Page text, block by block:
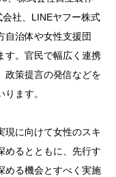
社、LINEヤフー株式
自治体や女性支援団
す。官民で幅広く連携
政策提言の発信などを
ます。
現に向けて女性のスキ
めるとともに、先行す
める機会とすべく実施